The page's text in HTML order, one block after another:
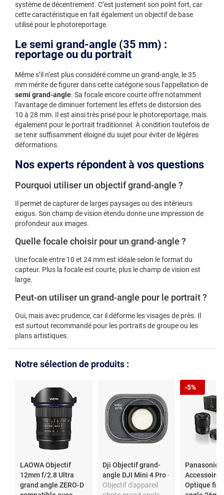
système de décentrement. C’est justement son point fort, car
cette caractéristique en fait également un objectif de base
utilisé pour le photoreportage.
Le semi grand-angle (35 mm) :
reportage ou du portrait
Même s’il n’est plus considéré comme un grand-angle, le 35
mm mérite de figurer dans cette catégorie sous l’appellation de
semi grand-angle. Sa focale encore courte offre notamment
l’avantage de diminuer fortement les effets de distorsion des
10 à 28 mm. Il est ainsi très prisé pour le photoreportage, mais
également pour le portrait traditionnel. À condition toutefois de
se tenir suffisamment éloigné du sujet pour éviter de légères
déformations.
Nos experts répondent à vos questions
Pourquoi utiliser un objectif grand-angle ?
Il permet de capturer de larges paysages ou des intérieurs
exigus. Son champ de vision étendu donne une impression de
profondeur aux images.
Quelle focale choisir pour un grand-angle ?
Une focale entre 10 et 24 mm est idéale selon le format du
capteur. Plus la focale est courte, plus le champ de vision est
large.
Peut-on utiliser un grand-angle pour le portrait ?
Oui, mais avec prudence, car il déforme les visages de près. Il
est surtout recommandé pour les portraits de groupe ou les
plans artistiques.
Notre sélection de produits :
LAOWA Objectif
12mm f/2.8 Ultra
grand angle ZERO-D
Dji Objectif grand-
angle DJI Mini 4 Pro-
Objectif d'appareil
Panasonic
Optique
-5%